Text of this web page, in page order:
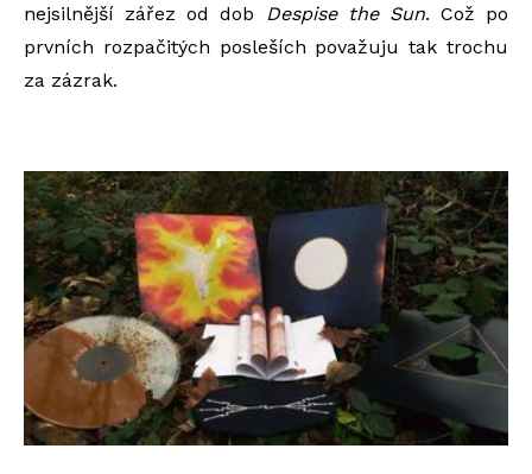
nejsilnější zářez od dob
Despise the Sun. Což po
prvních rozpačitých posleších považuju tak trochu
za zázrak.